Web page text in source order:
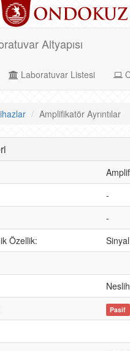
Altyapısı
Laboratuvar Listesi
Amplifikatör Ayrıntılar
-
-
Özellik:
Pasif